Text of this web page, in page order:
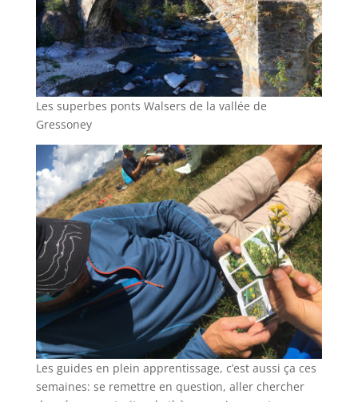
Les superbes ponts Walsers de la vallée de
Gressoney
Les guides en plein apprentissage, c’est aussi ça ces
semaines: se remettre en question, aller chercher